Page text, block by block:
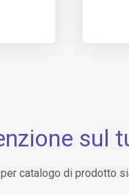
sul
catalogo di prodotto